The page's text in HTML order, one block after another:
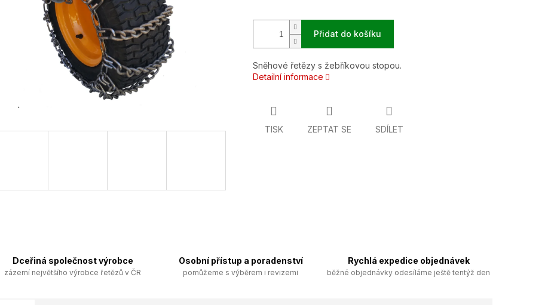
Přidat do košíku
Sněhové řetězy s žebříkovou stopou.
Detailní informace
TISK ZEPTAT SE SDÍLET
Dceřiná společnost výrobce
zázemí největšího výrobce řetězů v ČR
Osobní přístup a poradenství
pomůžeme s výběrem i revizemi
Rychlá expedice objednávek
běžné objednávky odesíláme ještě tentýž den